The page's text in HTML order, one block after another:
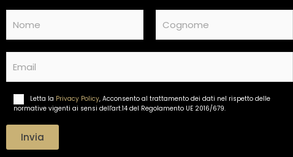
m
Nome Cognome
a
Letta la Privacy Policy, Acconsento al trattamento dei dati nel rispetto delle
normative vigenti ai sensi dell'art.14 del Regolamento UE 2016/679.
Invia